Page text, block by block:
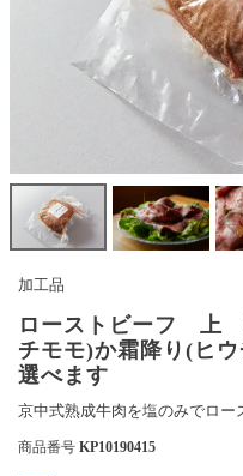
加工品
ローストビーフ 上
チモモ)か霜降り(ヒ
選べます
京中式熟成牛肉を塩のみでロー
商品番号 KP10190415